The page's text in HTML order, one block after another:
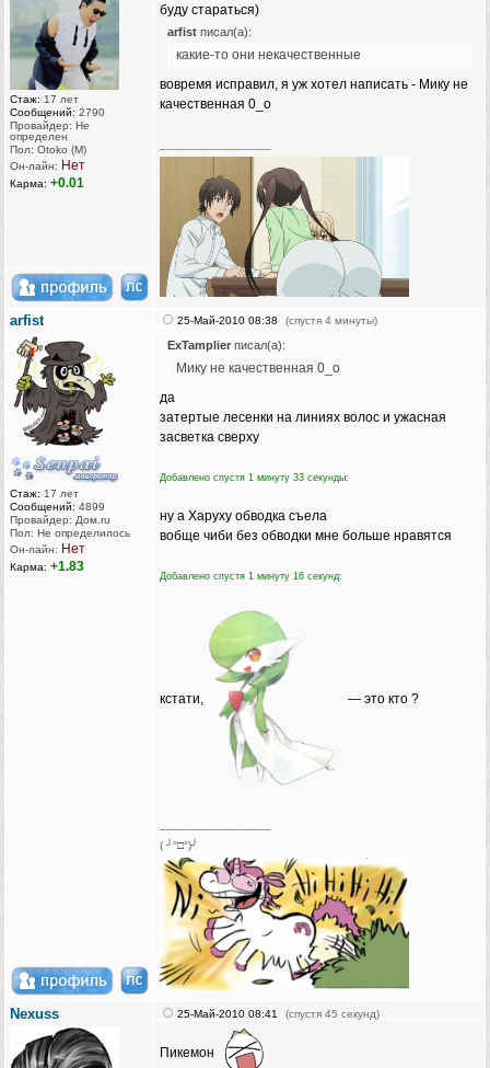
Стаж: 17 лет
Сообщений: 2790
Провайдер: Не
определен
Пол: Otoko (M)
Он-лайн: Нет
Карма: +0.01
буду стараться)
arfist писал(а):
какие-то они некачественные
вовремя исправил, я уж хотел написать - Мику не
качественная 0_о
arfist
Стаж: 17 лет
Сообщений: 4899
Провайдер: Дом.ru
Пол: Не определилось
Он-лайн: Нет
Карма: +1.83
25-Май-2010 08:38 (спустя 4 минуты)
ExTamplier писал(а):
Мику не качественная 0_о
да
затертые лесенки на линиях волос и ужасная
засветка сверху
Добавлено спустя 1 минуту 33 секунды:
ну а Харуху обводка съела
вобще чиби без обводки мне больше нравятся
Добавлено спустя 1 минуту 16 секунд:
кстати, — это кто ?
( ╯°□°)╯
Nexuss 25-Май-2010 08:41 (спустя 45 секунд)
Пикемон